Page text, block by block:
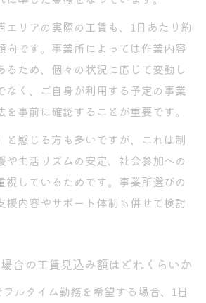
エリアの実際の工賃も、1日あたり約
です。事業所によっては作業内容
るため、個々の状況に応じて変動し
なく、ご自身が利用する予定の事業
事前に確認することが重要です。
と感じる方も多いですが、これは制
や生活リズムの安定、社会参加への
視しているためです。事業所選びの
援内容やサポート体制も併せて検討
合の工賃見込み額はどれくらいか
ルタイム勤務を希望する場合、1日